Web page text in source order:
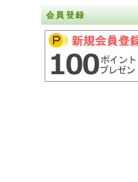
会員登録